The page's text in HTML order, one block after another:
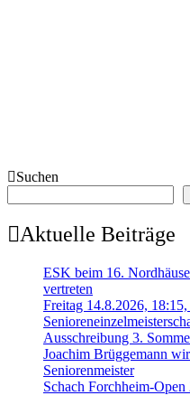
Suchen
Aktuelle Beiträge
ESK beim 16.
vertreten
Freitag 14.8.2026,
Ausschreibung 3.
Joachim Brüggemann
Seniorenmeister
Schach Forchheim-